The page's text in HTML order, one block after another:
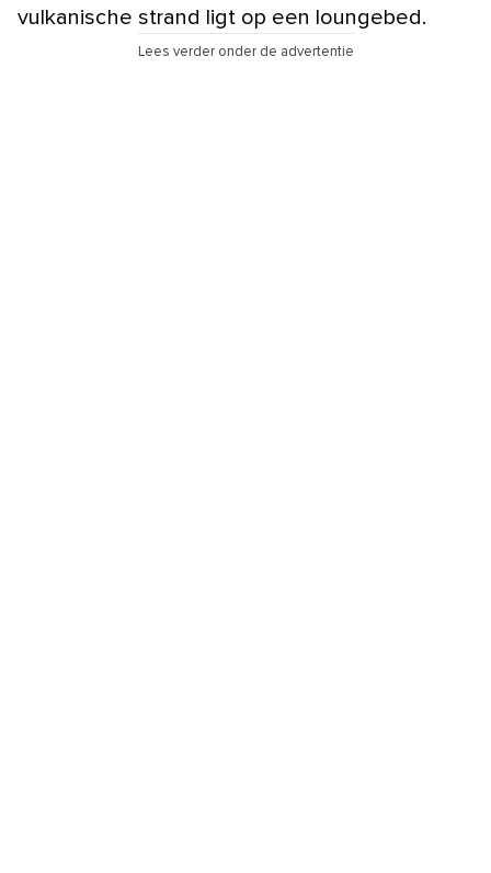
vulkanische strand ligt op een loungebed.
Lees verder onder de advertentie